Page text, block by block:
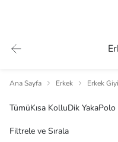
Ana Sayfa Erkek Erkek
TümüKısa KolluDik YakaPolo
Filtrele ve Sırala